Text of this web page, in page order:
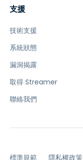
支援
技術支援
系統狀態
漏洞揭露
取得 Streamer
聯絡我們
標準規範 隱私權政策